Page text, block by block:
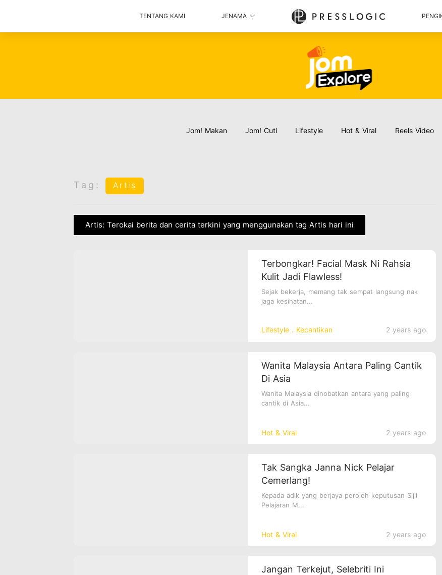
TENTANG KAMI JENAMA
Jom! Makan Jom! Cuti Lifestyle Hot & Viral Reels Video
Tag: Artis
Artis: Terokai berita dan cerita terkini yang menggunakan tag Artis hari ini
Lifestyle．Kecantikan 2 years ago
Terbongkar! Facial Mask Ni Rahsia
Kulit Jadi Flawless!
Sejak bekerja, memang tak sempat langsung nak
jaga kesihatan...
Hot & Viral 2 years ago
Wanita Malaysia Antara Paling Cantik
Di Asia
Wanita Malaysia dinobatkan antara yang paling
cantik di Asia...
Hot & Viral 2 years ago
Tak Sangka Janna Nick Pelajar
Cemerlang!
Kepada adik yang berjaya peroleh keputusan Sijil
Pelajaran M...
Jangan Terkejut, Selebriti Ini